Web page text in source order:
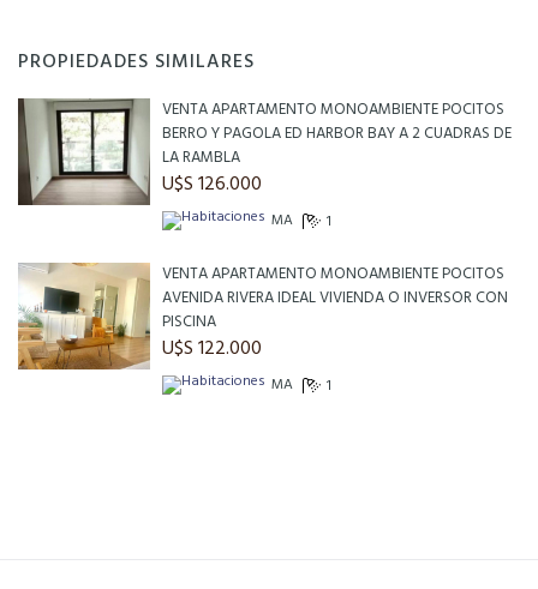
PROPIEDADES SIMILARES
VENTA APARTAMENTO MONOAMBIENTE POCITOS
BERRO Y PAGOLA ED HARBOR BAY A 2 CUADRAS DE
LA RAMBLA
U$S 126.000
MA 1
VENTA APARTAMENTO MONOAMBIENTE POCITOS
AVENIDA RIVERA IDEAL VIVIENDA O INVERSOR CON
PISCINA
U$S 122.000
MA 1